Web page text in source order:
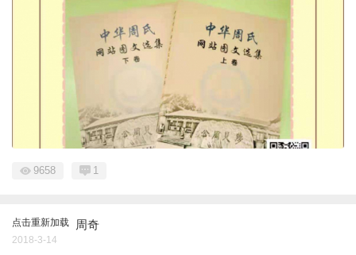
9658 1
点击重新加载 周奇
2018-3-14